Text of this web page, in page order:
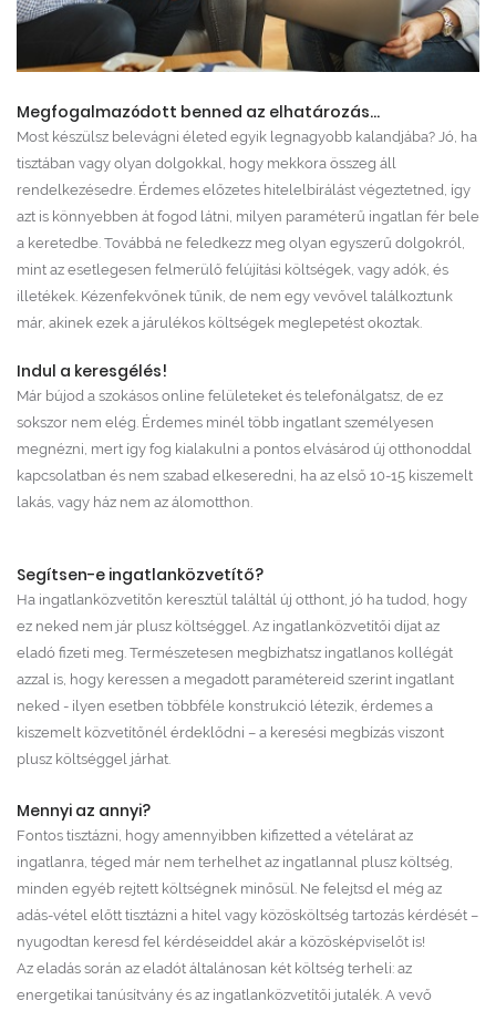
Megfogalmazódott benned az elhatározás...
Most készülsz belevágni életed egyik legnagyobb kalandjába? Jó, ha
tisztában vagy olyan dolgokkal, hogy mekkora összeg áll
rendelkezésedre. Érdemes előzetes hitelelbírálást végeztetned, így
azt is könnyebben át fogod látni, milyen paraméterű ingatlan fér bele
a keretedbe. Továbbá ne feledkezz meg olyan egyszerű dolgokról,
mint az esetlegesen felmerülő felújítási költségek, vagy adók, és
illetékek. Kézenfekvőnek tűnik, de nem egy vevővel találkoztunk
már, akinek ezek a járulékos költségek meglepetést okoztak.
Indul a keresgélés!
Már bújod a szokásos online felületeket és telefonálgatsz, de ez
sokszor nem elég. Érdemes minél több ingatlant személyesen
megnézni, mert így fog kialakulni a pontos elvásárod új otthonoddal
kapcsolatban és nem szabad elkeseredni, ha az első 10-15 kiszemelt
lakás, vagy ház nem az álomotthon.
Segítsen-e ingatlanközvetítő?
Ha ingatlanközvetítőn keresztül találtál új otthont, jó ha tudod, hogy
ez neked nem jár plusz költséggel. Az ingatlanközvetítői díjat az
eladó fizeti meg. Természetesen megbízhatsz ingatlanos kollégát
azzal is, hogy keressen a megadott paramétereid szerint ingatlant
neked - ilyen esetben többféle konstrukció létezik, érdemes a
kiszemelt közvetítőnél érdeklődni – a keresési megbízás viszont
plusz költséggel járhat.
Mennyi az annyi?
Fontos tisztázni, hogy amennyibben kifizetted a vételárat az
ingatlanra, téged már nem terhelhet az ingatlannal plusz költség,
minden egyéb rejtett költségnek minősül. Ne felejtsd el még az
adás-vétel előtt tisztázni a hitel vagy közösköltség tartozás kérdését –
nyugodtan keresd fel kérdéseiddel akár a közösképviselőt is!
Az eladás során az eladót általánosan két költség terheli: az
energetikai tanúsítvány és az ingatlanközvetítői jutalék. A vevő